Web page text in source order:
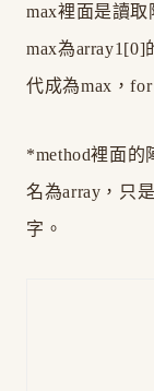
max裡面是讀
max為array1[0]
代成為max，
*method裡面的
名為array，只
字。